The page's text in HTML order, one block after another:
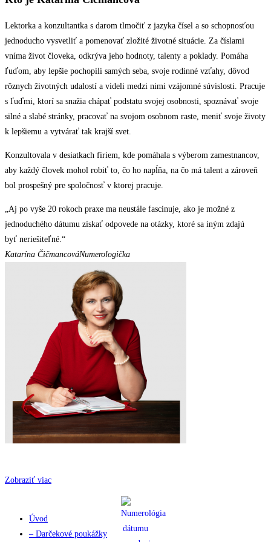
Lektorka a konzultantka s darom tlmočiť z jazyka čísel a so schopnosťou
jednoducho vysvetliť a pomenovať zložité životné situácie. Za číslami
vníma život človeka, odkrýva jeho hodnoty, talenty a poklady. Pomáha
ľuďom, aby lepšie pochopili samých seba, svoje rodinné vzťahy, dôvod
rôznych životných udalostí a videli medzi nimi vzájomné súvislosti. Pracuje
s ľuďmi, ktorí sa snažia chápať podstatu svojej osobnosti, spoznávať svoje
silné a slabé stránky, pracovať na svojom osobnom raste, meniť svoje životy
k lepšiemu a vytvárať tak krajší svet.
Konzultovala v desiatkach firiem, kde pomáhala s výberom zamestnancov,
aby každý človek mohol robiť to, čo ho napĺňa, na čo má talent a zároveň
bol prospešný pre spoločnosť v ktorej pracuje.
„Aj po vyše 20 rokoch praxe ma neustále fascinuje, ako je možné z
jednoduchého dátumu získať odpovede na otázky, ktoré sa iným zdajú
byť neriešiteľné.“
Katarína ČičmancováNumerologička
Zobraziť viac
Úvod
– Darčekové poukážky